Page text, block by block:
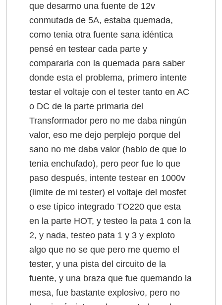
que desarmo una fuente de 12v
conmutada de 5A, estaba quemada,
como tenia otra fuente sana idéntica
pensé en testear cada parte y
compararla con la quemada para saber
donde esta el problema, primero intente
testar el voltaje con el tester tanto en AC
o DC de la parte primaria del
Transformador pero no me daba ningún
valor, eso me dejo perplejo porque del
sano no me daba valor (hablo de que lo
tenia enchufado), pero peor fue lo que
paso después, intente testear en 1000v
(limite de mi tester) el voltaje del mosfet
o ese típico integrado TO220 que esta
en la parte HOT, y testeo la pata 1 con la
2, y nada, testeo pata 1 y 3 y exploto
algo que no se que pero me quemo el
tester, y una pista del circuito de la
fuente, y una braza que fue quemando la
mesa, fue bastante explosivo, pero no